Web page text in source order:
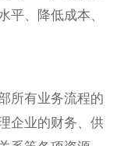
平、降低成本、
所有业务流程的
企业的财务、供